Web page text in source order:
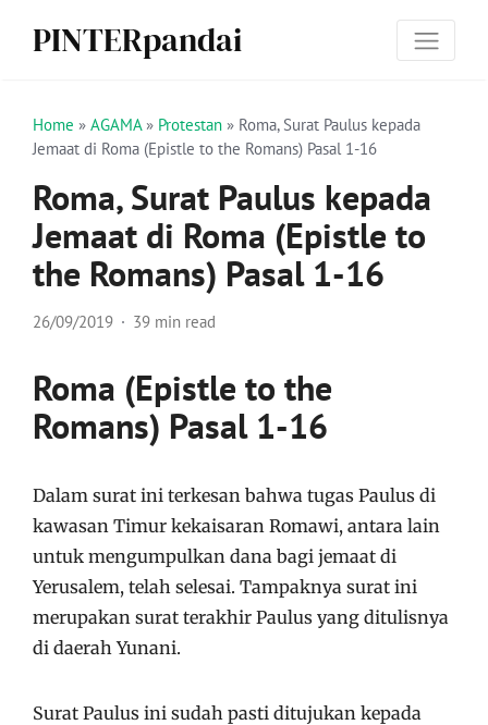
PINTERpandai
Home » AGAMA» Protestan » Roma, Surat Paulus kepada
Jemaat di Roma (Epistle to the Romans) Pasal 1-16
Roma, Surat Paulus kepada
Jemaat di Roma (Epistle to
the Romans) Pasal 1-16
26/09/2019 39 min read
Roma (Epistle to the
Romans) Pasal 1-16
Dalam surat ini terkesan bahwa tugas Paulus di
kawasan Timur kekaisaran Romawi, antara lain
untuk mengumpulkan dana bagi jemaat di
Yerusalem, telah selesai. Tampaknya surat ini
merupakan surat terakhir Paulus yang ditulisnya
di daerah Yunani.
Surat Paulus ini sudah pasti ditujukan kepada